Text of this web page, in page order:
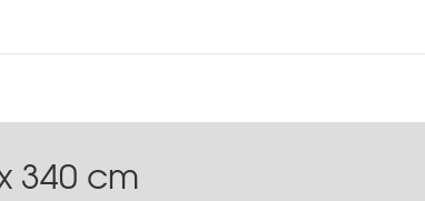
340 cm